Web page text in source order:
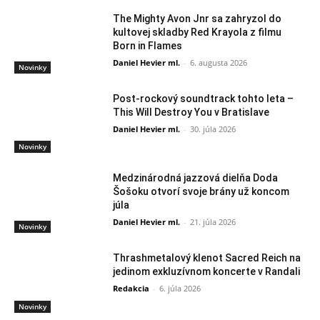
Novinky
The Mighty Avon Jnr sa zahryzol do
kultovej skladby Red Krayola z filmu
Born in Flames
Daniel Hevier ml. - 6. augusta 2026
Novinky
Post-rockový soundtrack tohto leta –
This Will Destroy You v Bratislave
Daniel Hevier ml. - 30. júla 2026
Novinky
Medzinárodná jazzová dielňa Doda
Šošoku otvorí svoje brány už koncom
júla
Daniel Hevier ml. - 21. júla 2026
Novinky
Thrashmetalový klenot Sacred Reich na
jedinom exkluzívnom koncerte v Randali
Redakcia - 6. júla 2026